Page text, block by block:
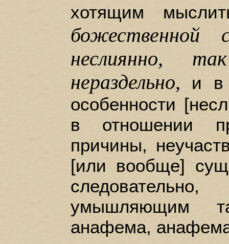
хотящим
божественной
неслиянно,
нераздельно,и в
особенности
в отношении
причины,
[или вообще]
умышляющим
анафема,